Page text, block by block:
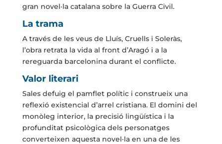
gran novel·la catalana sobre la Guerra Civil.
La trama
A través de les veus de Lluís, Cruells i Soleràs,
l’obra retrata la vida al front d’Aragó i a la
rereguarda barcelonina durant el conflicte.
Valor literari
Sales defuig el pamflet polític i construeix una
reflexió existencial d’arrel cristiana. El domini del
monòleg interior, la precisió lingüística i la
profunditat psicològica dels personatges
converteixen aquesta novel·la en una de les